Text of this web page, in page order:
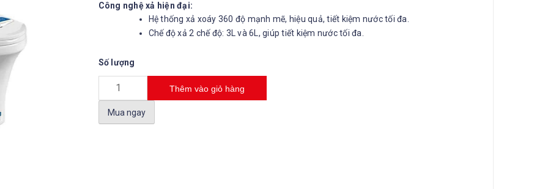
Công nghệ xả hiện đại:
Hệ thống xả xoáy 360 độ mạnh mẽ, hiệu quả, tiết kiệm nước tối đa.
Chế độ xả 2 chế độ: 3L và 6L, giúp tiết kiệm nước tối đa.
Số lượng
Thêm vào giỏ hàng
Mua ngay